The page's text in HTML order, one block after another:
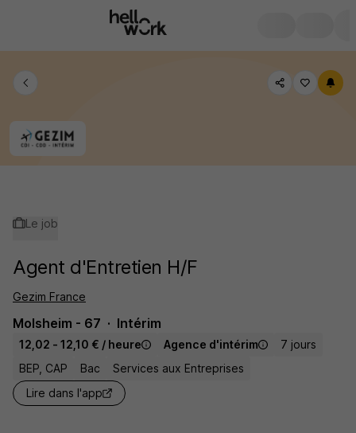
Le job
Agent d'Entretien H/F
Gezim France
Molsheim - 67 Intérim
12,02 - 12,10 € / heure Agence d'intérim
7 jours
BEP, CAP
Bac
Services aux Entreprises
Lire dans l'app